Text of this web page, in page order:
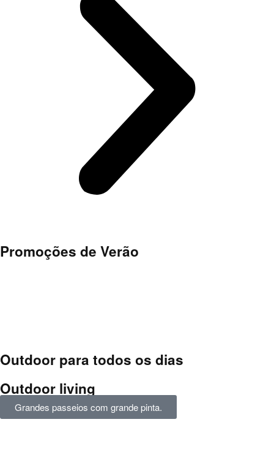
Promoções de Verão
Outdoor para todos os dias
Outdoor living
Grandes passeios com grande pinta.